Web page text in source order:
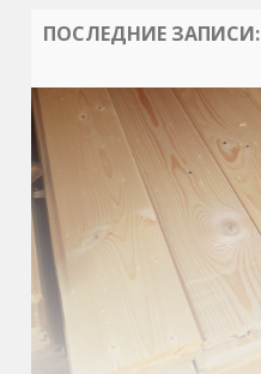
ПОСЛЕДНИЕ ЗАПИСИ: